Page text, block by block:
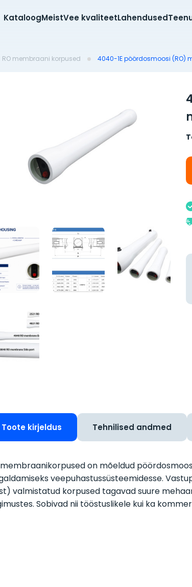
KataloogMeistVee kvaliteetLahendused
RO membraani korpused 4040-1E pöördosmoosi (RO)
Toote kirjeldus Tehnilised andmed
membraanikorpused on mõeldud
veepuhastussüsteemidesse.
valmistatud korpused tagavad suure
Sobivad nii tööstuslikele kui ka